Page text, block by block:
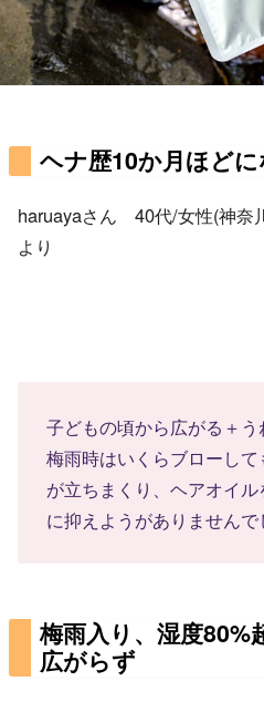
ヘナ歴10か月ほど
haruayaさん 40代/女性(神奈
より
子どもの頃から広がる＋う
梅雨時はいくらブローし
が立ちまくり、ヘアオイ
に抑えようがありませんで
梅雨入り、湿度
広がらず